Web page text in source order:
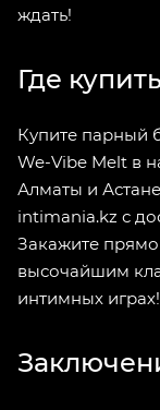
ждать!
Где
Купите парный
We-Vibe Melt в
Алматы и
intimania.kz с
Закажите прямо
высочайшим
интимных играх!